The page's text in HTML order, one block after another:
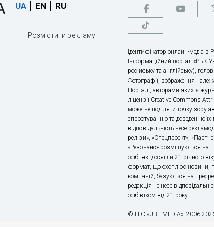
UA EN RU
Розмістити рекламу
Ідентифікатор онлайн-медіа в
Інформаційний портал «РБК-
російську та англійську),
Фотографії, зображення
Порталі, авторами яких є
ліцензії Creative Commons
може не поділяти точку зору
спростуванню та доведенню їх
відповідальність несе
релізи», «Спецпроект»,
«Резонанс» розміщуються на
осіб, які досягли 21-річного
формат, що охоплює новини,
компаній, базуються на
редакція не несе
осіб віком від 21 року.
© LLC «UBT MEDIA», 2006-